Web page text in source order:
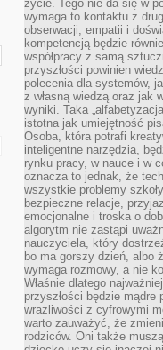
życie. Tego nie da się w
wymaga to kontaktu z
obserwacji, empatii i
kompetencją będzie
współpracy z samą
przyszłości powinien
polecenia dla systemów,
z własną wiedzą oraz jak
wyniki. Taka
istotna jak umiejętność
Osoba, która potrafi
inteligentne narzędzia,
rynku pracy, w nauce i w
oznacza to jednak, że
wszystkie problemy
bezpieczne relacje,
emocjonalne i troska o
algorytm nie zastąpi
nauczyciela, który
bo ma gorszy dzień, albo
wymaga rozmowy, a nie
Właśnie dlatego
przyszłości będzie mądre
wrażliwości z cyfrowymi
warto zauważyć, że
rodziców. Oni także